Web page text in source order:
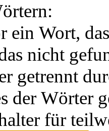
ein Wort,
nicht
getrennt
der Wörter
für